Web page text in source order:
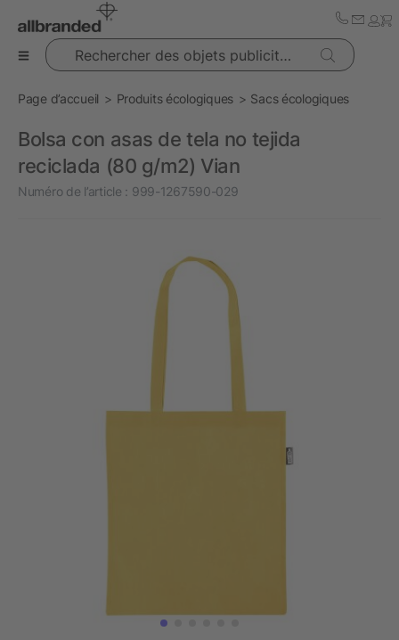
Rechercher des objets publicitaires
Page d’accueil Produits écologiques Sacs écologiques
Bolsa con asas de tela no tejida
reciclada (80 g/m2) Vian
Numéro de l’article : 999-1267590-029